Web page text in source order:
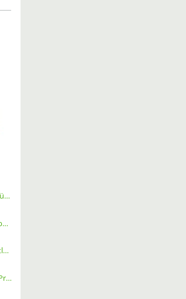
Homeoffice Nebenjob für Datenerfassung & Terminmanagement – 100 % Remote als Freelancer m/w/d
Telefonischer Vertriebspartner
Testleserinnen und Testleser für neues Buch gesucht
Meta Ads / Google Ads Profi (m/w/d)